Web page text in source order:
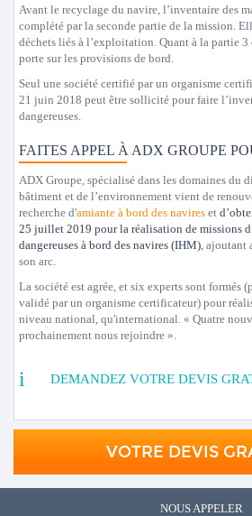
Avant le recyclage du navire, l’inventaire des
complété par la seconde partie de la mission.
déchets liés à l’exploitation. Quant à la partie
porte sur les provisions de bord.
Seul une société certifié par un organisme
21 juin 2018 peut être sollicité pour faire
dangereuses.
FAITES APPEL À ADX GROUPE
ADX Groupe, spécialisé dans les domaines du
bâtiment et de l’environnement vient de
recherche d'amiante à bord des navires et
25 juillet 2019 pour la réalisation de missions
dangereuses à bord des navires (IHM), ajoutant
son arc.
La société est agrée, et six experts sont formés
validé par un organisme certificateur) pour
niveau national, qu'international. « Quatre
prochainement nous rejoindre ».
DEMANDEZ VOTRE DEVIS
VOTRE DEVIS
NOUS APPELER